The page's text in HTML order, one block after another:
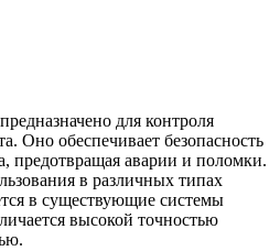
для контроля
Оно обеспечивает безопасность
предотвращая аварии и поломки.
в различных типах
в существующие системы
высокой точностью